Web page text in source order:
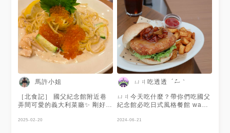
馬許小姐
［北食記］ 國父紀念館附近巷
弄間可愛的義大利菜廳✨ 剛好適
大悟為什麼訂不到位🤣 不過還
2025-02-20
ㄩㄐ吃透透 ´ސު｀
ㄩㄐ今天吃什麼？帶你們吃國父
紀念館必吃日式風格餐館 waku
合了burger、pasta、cafe三家
2024-06-21